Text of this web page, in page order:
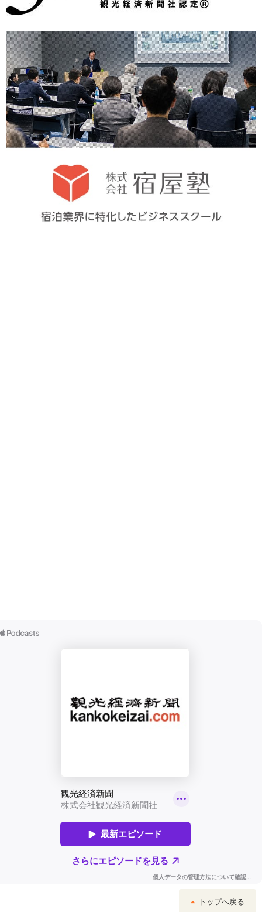
トップへ戻る